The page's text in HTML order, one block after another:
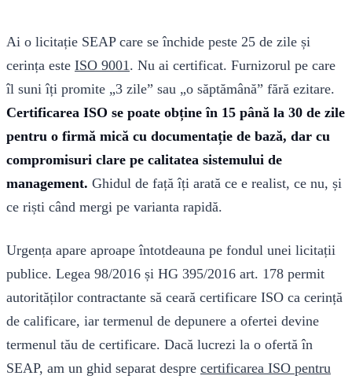
Ai o licitație SEAP care se închide peste 25 de zile și
cerința este ISO 9001. Nu ai certificat. Furnizorul pe care
îl suni îți promite „3 zile” sau „o săptămână” fără ezitare.
Certificarea ISO se poate obține în 15 până la 30 de zile
pentru o firmă mică cu documentație de bază, dar cu
compromisuri clare pe calitatea sistemului de
management. Ghidul de față îți arată ce e realist, ce nu, și
ce riști când mergi pe varianta rapidă.
Urgența apare aproape întotdeauna pe fondul unei licitații
publice. Legea 98/2016 și HG 395/2016 art. 178 permit
autorităților contractante să ceară certificare ISO ca cerință
de calificare, iar termenul de depunere a ofertei devine
termenul tău de certificare. Dacă lucrezi la o ofertă în
SEAP, am un ghid separat despre certificarea ISO pentru